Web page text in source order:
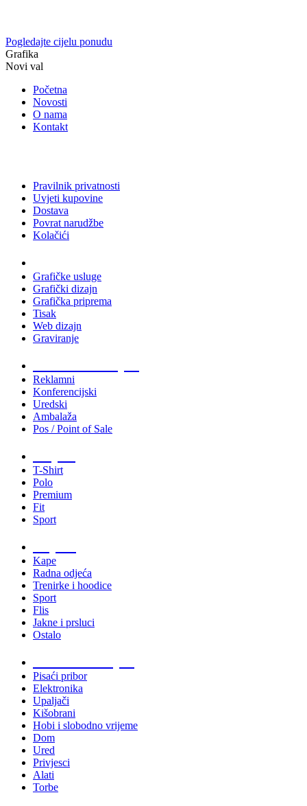
Pogledajte cijelu ponudu
Grafika
Novi val
Početna
Novosti
O nama
Kontakt
Pravilnik privatnosti
Uvjeti kupovine
Dostava
Povrat narudžbe
Kolačići
Grafičke usluge
Grafički dizajn
Grafička priprema
Tisak
Web dizajn
Graviranje
Reklamni
Konferencijski
Uredski
Ambalaža
Pos / Point of Sale
T-Shirt
Polo
Premium
Fit
Sport
Kape
Radna odjeća
Trenirke i hoodice
Sport
Flis
Jakne i prsluci
Ostalo
Pisaći pribor
Elektronika
Upaljači
Kišobrani
Hobi i slobodno vrijeme
Dom
Ured
Privjesci
Alati
Torbe